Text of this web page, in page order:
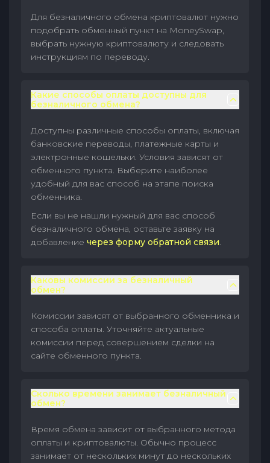
Для безналичного обмена криптовалют нужно
подобрать обменный пункт на MoneySwap,
выбрать нужную криптовалюту и следовать
инструкциям по переводу.
Какие способы оплаты доступны для
безналичного обмена?
Доступны различные способы оплаты, включая
банковские переводы, платежные карты и
электронные кошельки. Условия зависят от
обменного пункта. Выберите наиболее
удобный для вас способ на этапе поиска
обменника.
Если вы не нашли нужный для вас способ
безналичного обмена, оставьте заявку на
добавление через форму обратной связи.
Каковы комиссии за безналичный
обмен?
Комиссии зависят от выбранного обменника и
способа оплаты. Уточняйте актуальные
комиссии перед совершением сделки на
сайте обменного пункта.
Сколько времени занимает безналичный
обмен?
Время обмена зависит от выбранного метода
оплаты и криптовалюты. Обычно процесс
занимает от нескольких минут до нескольких